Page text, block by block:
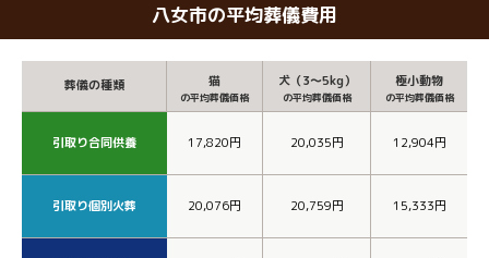
八女市の平均葬儀費用
葬儀の種類 猫
の平均葬儀価格
犬（3～5kg）
の平均葬儀価格
極小動物
の平均葬儀価格
引取り合同供養 17,820円 20,035円 12,904円
引取り個別火葬 20,076円 20,759円 15,333円